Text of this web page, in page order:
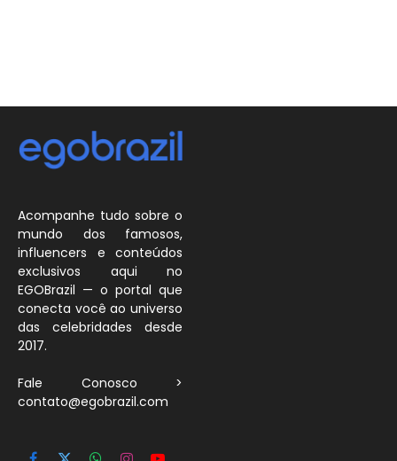
Acompanhe tudo sobre o
mundo dos famosos,
influencers e conteúdos
exclusivos aqui no
EGOBrazil — o portal que
conecta você ao universo
das celebridades desde
2017.
Fale Conosco >
contato@egobrazil.com